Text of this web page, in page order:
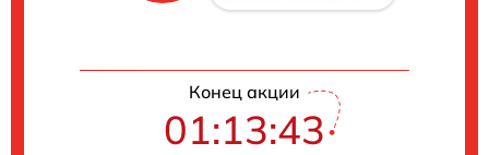
Конец акции
01:13:42